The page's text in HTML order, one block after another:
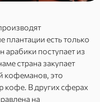
есть только
арабики поступает из
страна закупает
кофеманов, это
кофе. В других сферах
на